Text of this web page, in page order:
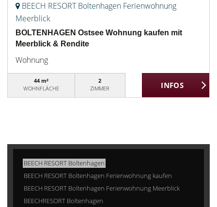
BEECH RESORT Boltenhagen Ferienwohnung
Meerblick
BOLTENHAGEN Ostsee Wohnung kaufen mit
Meerblick & Rendite
Wohnung
44 m²
WOHNFLÄCHE
2
ZIMMER
BEECH RESORT Boltenhagen
BEECH RESORT Boltenhagen Ferienwohnung kaufen
BEECH RESORT Boltenhagen Ferienwohnung Meerblick
BEECHRESORT Boltenhagen